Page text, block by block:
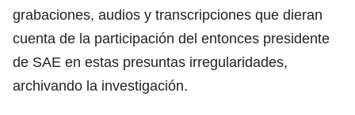
grabaciones, audios y transcripciones que dieran
cuenta de la participación del entonces presidente
de SAE en estas presuntas irregularidades,
archivando la investigación.